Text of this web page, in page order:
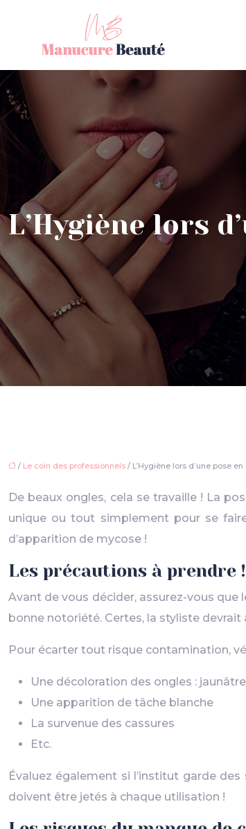
L’Hygiène lors
/ Le coin des professionnels / L’Hygiène lors d’une pose
De beaux ongles, cela se travaille ! La
unique ou tout simplement pour se
d’apparition de mycose !
Les précautions à prendre !
Avant de vous décider, assurez-vous que
bonne notoriété. Certes, la styliste
Pour écarter tout risque contamination,
Une décoloration des ongles :
Une apparition de tâche blanche
La survenue des cassures
Etc.
Évaluez également si l’institut garde
doivent être jetés à chaque utilisation !